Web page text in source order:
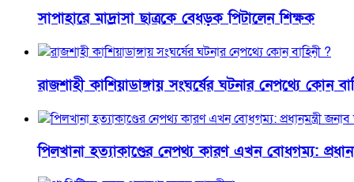
সাপাহারে মাদ্রাসা ছাত্রকে বেধড়ক পিটালেন শিক্ষক
রাজশাহী কাশিয়াডাঙ্গায় সংঘর্ষের ঘটনার নেপথ্যে কোন
পিলখানা হত্যাকাণ্ডের নেপথ্য কারণ এখন বোধগম্য: